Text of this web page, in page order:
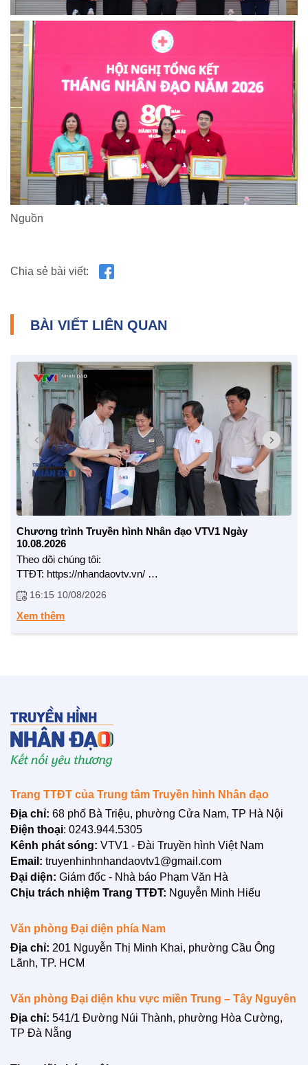
Nguồn
Chia sẻ bài viết:
BÀI VIẾT LIÊN QUAN
Chương trình Truyền hình Nhân đạo VTV1 Ngày
10.08.2026
Theo dõi chúng tôi:
TTĐT: https://nhandaovtv.vn/
Facebook: https://www.facebook.com/nhandaovtv.v...
Lotus: https://lotus.vn/w/profile/7494874635...
16:15 10/08/2026
Xem thêm
Trang TTĐT của Trung tâm Truyền hình Nhân đạo
Địa chỉ: 68 phố Bà Triệu, phường Cửa Nam, TP Hà Nội
Điện thoại: 0243.944.5305
Kênh phát sóng: VTV1 - Đài Truyền hình Việt Nam
Email: truyenhinhnhandaovtv1@gmail.com
Đại diện: Giám đốc - Nhà báo Phạm Văn Hà
Chịu trách nhiệm Trang TTĐT: Nguyễn Minh Hiếu
Văn phòng Đại diện phía Nam
Địa chỉ: 201 Nguyễn Thị Minh Khai, phường Cầu Ông
Lãnh, TP. HCM
Văn phòng Đại diện khu vực miền Trung – Tây Nguyên
Địa chỉ: 541/1 Đường Núi Thành, phường Hòa Cường,
TP Đà Nẵng